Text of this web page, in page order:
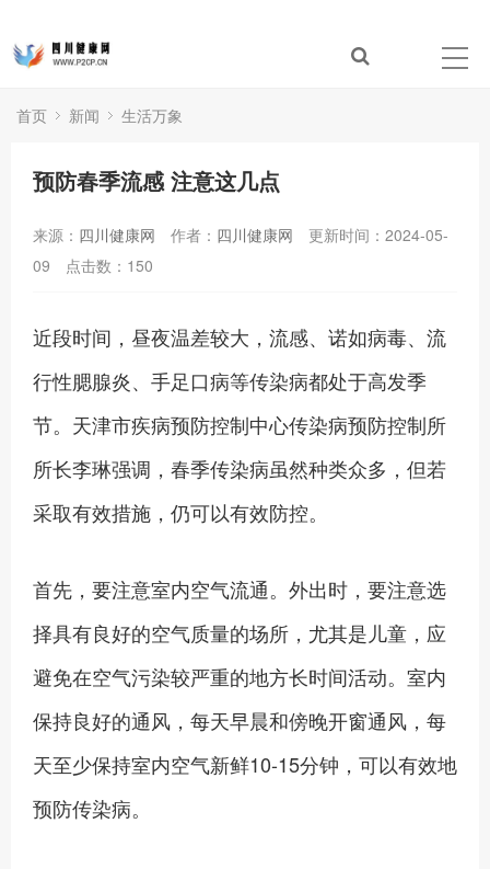
首页 新闻 生活万象
预防春季流感 注意这几点
来源： 四川健康网 作者： 四川健康网
更新时间：2024-05-
09
点击数： 150
近段时间，昼夜温差较大，流感、诺如病毒、流
行性腮腺炎、手足口病等传染病都处于高发季
节。天津市疾病预防控制中心传染病预防控制所
所长李琳强调，春季传染病虽然种类众多，但若
采取有效措施，仍可以有效防控。
首先，要注意室内空气流通。外出时，要注意选
择具有良好的空气质量的场所，尤其是儿童，应
避免在空气污染较严重的地方长时间活动。室内
保持良好的通风，每天早晨和傍晚开窗通风，每
天至少保持室内空气新鲜10-15分钟，可以有效地
预防传染病。